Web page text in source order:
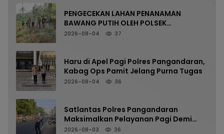
PENGECEKAN LAHAN PENANAMAN
BAWANG PUTIH OLEH POLSEK
LANGKAPLANCAR DUKUNG PROGRAM
2026-08-04 37
Haru di Apel Pagi Polres Pangandaran,
Kabag Ops Pamit Jelang Purna Tugas
2026-08-04 36
Satlantas Polres Pangandaran
Maksimalkan Pelayanan Pagi Demi
Kelancaran Arus Kendaraan
2026-08-03 36